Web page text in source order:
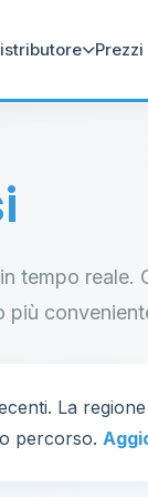
Prezzi
tempo reale.
La
percorso.